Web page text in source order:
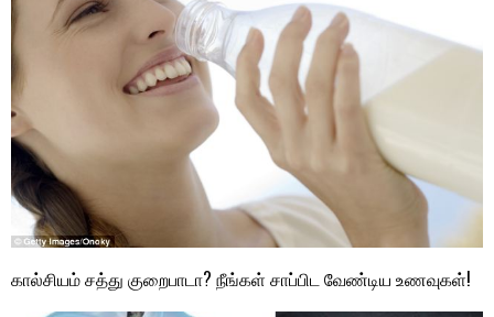
கால்சியம் சத்து குறைபாடா? நீங்கள் சாப்பிட வேண்டிய உணவுகள்!